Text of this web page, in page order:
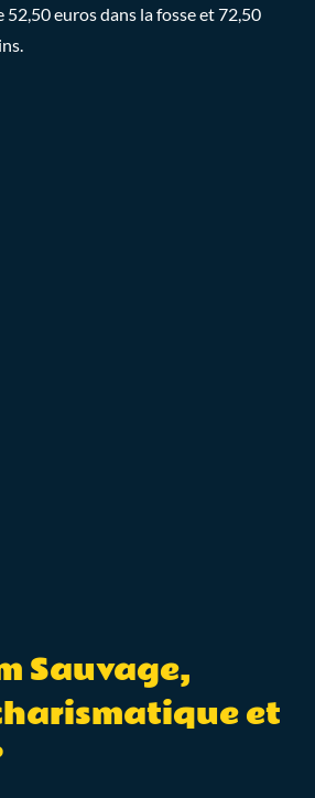
euros dans la fosse et 72,50
Sauvage,
et